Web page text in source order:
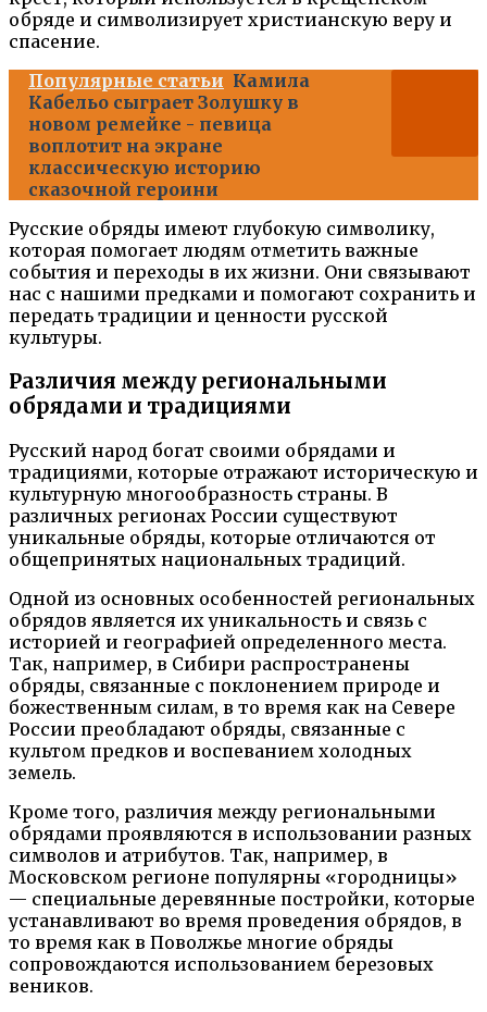
обряде и символизирует христианскую веру и
спасение.
Популярные статьи Камила
Кабельо сыграет Золушку в
новом ремейке - певица
воплотит на экране
классическую историю
сказочной героини
Русские обряды имеют глубокую символику,
которая помогает людям отметить важные
события и переходы в их жизни. Они связывают
нас с нашими предками и помогают сохранить и
передать традиции и ценности русской
культуры.
Различия между региональными
обрядами и традициями
Русский народ богат своими обрядами и
традициями, которые отражают историческую и
культурную многообразность страны. В
различных регионах России существуют
уникальные обряды, которые отличаются от
общепринятых национальных традиций.
Одной из основных особенностей региональных
обрядов является их уникальность и связь с
историей и географией определенного места.
Так, например, в Сибири распространены
обряды, связанные с поклонением природе и
божественным силам, в то время как на Севере
России преобладают обряды, связанные с
культом предков и воспеванием холодных
земель.
Кроме того, различия между региональными
обрядами проявляются в использовании разных
символов и атрибутов. Так, например, в
Московском регионе популярны «городницы»
— специальные деревянные постройки, которые
устанавливают во время проведения обрядов, в
то время как в Поволжье многие обряды
сопровождаются использованием березовых
веников.